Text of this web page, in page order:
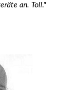
an. Toll."